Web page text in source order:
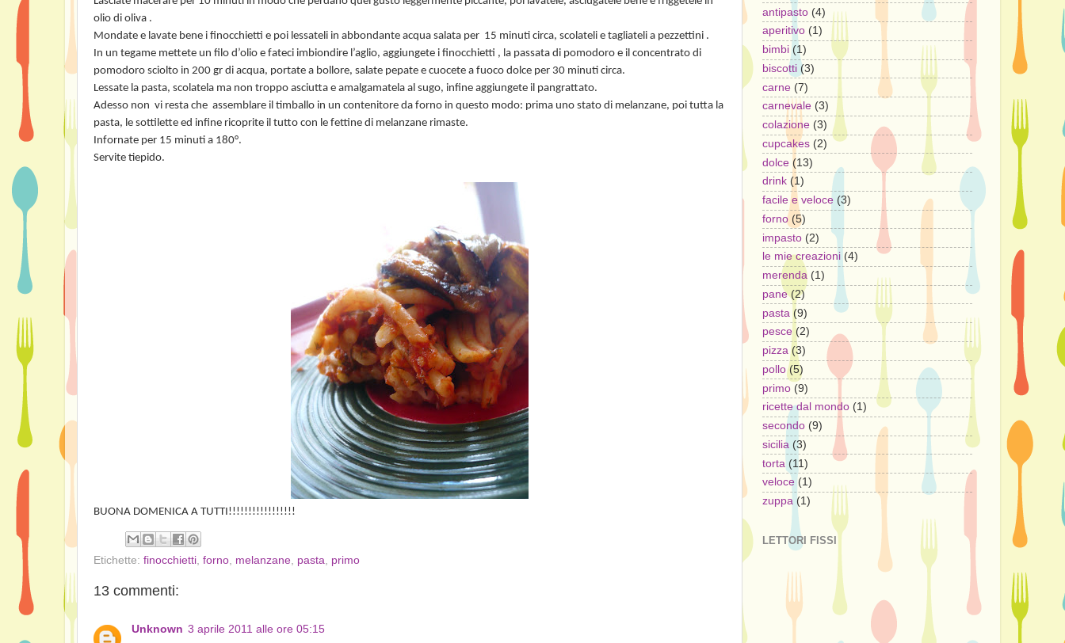
olio di oliva .
Mondate e lavate bene i finocchietti e poi lessateli in abbondante acqua salata per 15 minuti circa, scolateli e tagliateli a pezzettini .
In un tegame mettete un filo d’olio e fateci imbiondire l’aglio, aggiungete i finocchietti , la passata di pomodoro e il concentrato di
pomodoro sciolto in 200 gr di acqua, portate a bollore, salate pepate e cuocete a fuoco dolce per 30 minuti circa.
Lessate la pasta, scolatela ma non troppo asciutta e amalgamatela al sugo, infine aggiungete il pangrattato.
Adesso non vi resta che assemblare il timballo in un contenitore da forno in questo modo: prima uno stato di melanzane, poi tutta la
pasta, le sottilette ed infine ricoprite il tutto con le fettine di melanzane rimaste.
Infornate per 15 minuti a 180°.
Servite tiepido.
BUONA DOMENICA A TUTTI!!!!!!!!!!!!!!!!!
Etichette: finocchietti forno melanzane pasta primo
13 commenti:
Unknown 3 aprile 2011 alle ore 05:15
antipasto (4)
aperitivo (1)
bimbi (1)
biscotti (3)
carne (7)
carnevale (3)
colazione (3)
cupcakes (2)
dolce (13)
drink (1)
facile e veloce (3)
forno (5)
impasto (2)
le mie creazioni (4)
merenda (1)
pane (2)
pasta (9)
pesce (2)
pizza (3)
pollo (5)
primo (9)
ricette dal mondo (1)
secondo (9)
sicilia (3)
torta (11)
veloce (1)
zuppa (1)
LETTORI FISSI